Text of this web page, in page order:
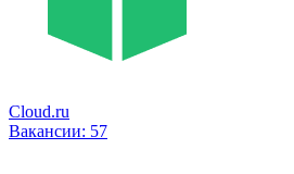
Cloud.ru
Вакансии: 57